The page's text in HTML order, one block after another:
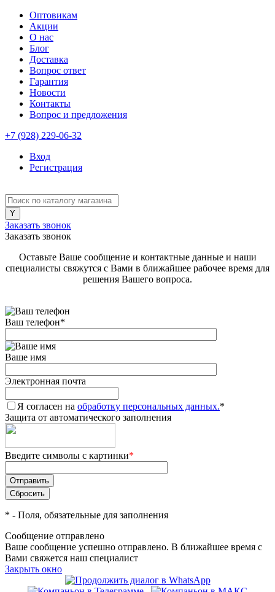
Оптовикам
Акции
О нас
Блог
Доставка
Вопрос ответ
Гарантия
Новости
Контакты
Вопрос и предложения
+7 (928) 229-06-32
Вход
Регистрация
Заказать звонок
Заказать звонок
Оставьте Ваше сообщение и контактные данные и наши
специалисты свяжутся с Вами в ближайшее рабочее время для
решения Вашего вопроса.
Ваш телефон*
Ваше имя
Электронная почта
Я согласен на обработку персональных данных.*
Защита от автоматического заполнения
Введите символы с картинки*
* - Поля, обязательные для заполнения
Сообщение отправлено
Ваше сообщение успешно отправлено. В ближайшее время с
Вами свяжется наш специалист
Закрыть окно